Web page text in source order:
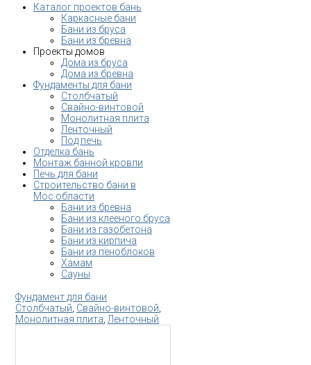
Каталог проектов бань
Каркасные бани
Бани из бруса
Бани из бревна
Проекты домов
Дома из бруса
Дома из бревна
Фундаменты для бани
Столбчатый
Свайно-винтовой
Монолитная плита
Ленточный
Под печь
Отделка бань
Монтаж банной кровли
Печь для бани
Строительство бани в
Мос.области
Бани из бревна
Бани из клееного бруса
Бани из газобетона
Бани из кирпича
Бани из пеноблоков
Хамам
Сауны
Фундамент для бани
Столбчатый Свайно-винтовой
Монолитная плита Ленточный